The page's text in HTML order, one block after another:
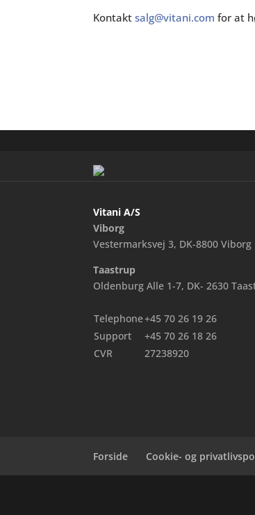
Kontaktsalg@vitani.com for at
Vitani A/S
Viborg
Vestermarksvej 3, DK-8800 Viborg
Taastrup
Oldenburg Alle 1-7, DK- 2630
Telephone+45 70 26 19 26
Support
+45 70 26 18 26
CVR
27238920
Forside Cookie- og